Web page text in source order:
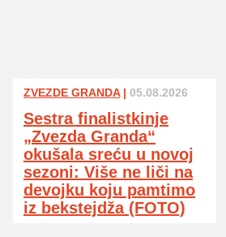
ZVEZDE GRANDA| 05.08.2026
Sestra finalistkinje
„Zvezda Granda“
okušala sreću u novoj
sezoni: Više ne liči na
devojku koju pamtimo
iz bekstejdža (FOTO)